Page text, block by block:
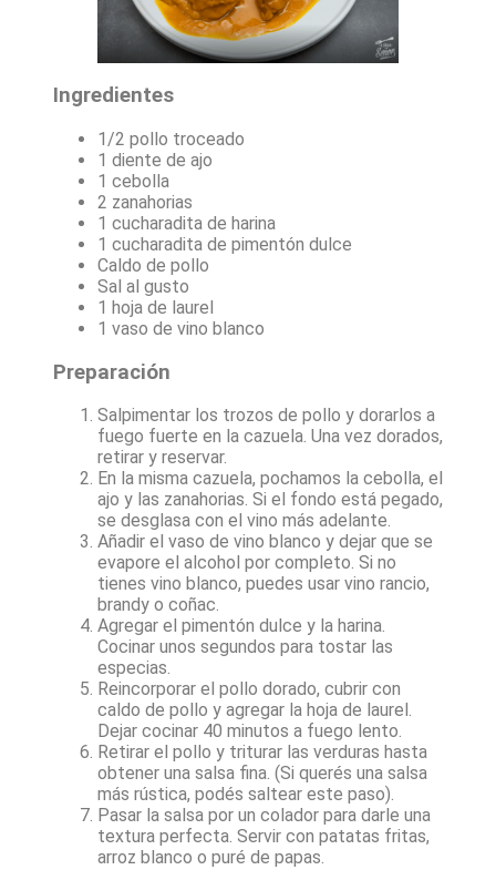
Ingredientes
1/2 pollo troceado
1 diente de ajo
1 cebolla
2 zanahorias
1 cucharadita de harina
1 cucharadita de pimentón dulce
Caldo de pollo
Sal al gusto
1 hoja de laurel
1 vaso de vino blanco
Preparación
Salpimentar los trozos de pollo y dorarlos a
fuego fuerte en la cazuela. Una vez dorados,
retirar y reservar.
En la misma cazuela, pochamos la cebolla, el
ajo y las zanahorias. Si el fondo está pegado,
se desglasa con el vino más adelante.
Añadir el vaso de vino blanco y dejar que se
evapore el alcohol por completo. Si no
tienes vino blanco, puedes usar vino rancio,
brandy o coñac.
Agregar el pimentón dulce y la harina.
Cocinar unos segundos para tostar las
especias.
Reincorporar el pollo dorado, cubrir con
caldo de pollo y agregar la hoja de laurel.
Dejar cocinar 40 minutos a fuego lento.
Retirar el pollo y triturar las verduras hasta
obtener una salsa fina. (Si querés una salsa
más rústica, podés saltear este paso).
Pasar la salsa por un colador para darle una
textura perfecta. Servir con patatas fritas,
arroz blanco o puré de papas.